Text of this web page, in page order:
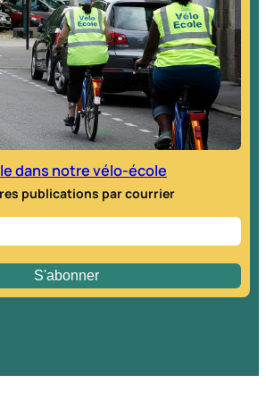
dans notre vélo-école
publications par courrier